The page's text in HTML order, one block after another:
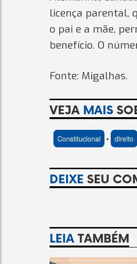
licença parental,
o pai e a mãe,
benefício. O
Fonte: Migalhas.
VEJA MAIS
Constitucional • direito
DEIXE SEU
LEIA TAMBÉM